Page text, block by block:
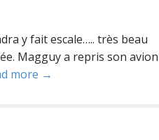
y fait escale….. très beau
Magguy a repris son avion
more →